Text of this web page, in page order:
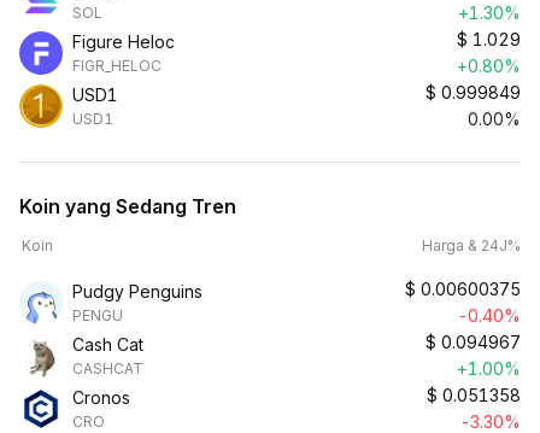
SOL
+1.30%
Figure Heloc
FIGR_HELOC
$ 1.029
+0.80%
USD1
USD1
$ 0.999849
0.00%
Koin yang Sedang Tren
Koin Harga & 24J%
Pudgy Penguins
PENGU
$ 0.00600375
-0.40%
Cash Cat
CASHCAT
$ 0.094967
+1.00%
Cronos
CRO
$ 0.051358
-3.30%